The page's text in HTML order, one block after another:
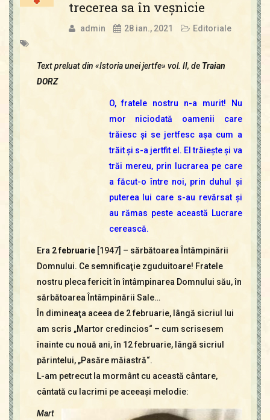
trecerea sa în veșnicie
admin 28 ian., 2021 Editoriale
Text preluat din «Istoria unei jertfe» vol. II, de Traian
DORZ
O, fratele nostru n-a murit! Nu
mor niciodată oamenii care
trăiesc şi se jertfesc aşa cum a
trăit şi s-a jertfit el. El trăieşte şi va
trăi mereu, prin lucrarea pe care
a făcut-o între noi, prin duhul şi
puterea lui care s-au revărsat şi
au rămas peste această Lucrare
cerească.
Era 2 februarie[1947] – sărbătoarea Întâmpinării
Domnului. Ce semnificaţie zguduitoare! Fratele
nostru pleca fericit în întâmpinarea Domnului său, în
sărbătoarea Întâmpinării Sale…
În dimineaţa aceea de 2 februarie, lângă sicriul lui
am scris „Martor credincios“ – cum scrisesem
înainte cu nouă ani, în 12 februarie, lângă sicriul
părintelui, „Pasăre măiastră“.
L-am petrecut la mormânt cu această cântare,
cântată cu lacri­mi pe aceeaşi melodie:
Mart